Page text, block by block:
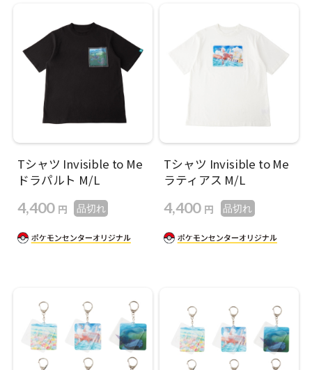
Tシャツ Invisible to Me
ドラパルト M/L
4,400 円 品切れ
Tシャツ Invisible to Me
ラティアス M/L
4,400 円 品切れ